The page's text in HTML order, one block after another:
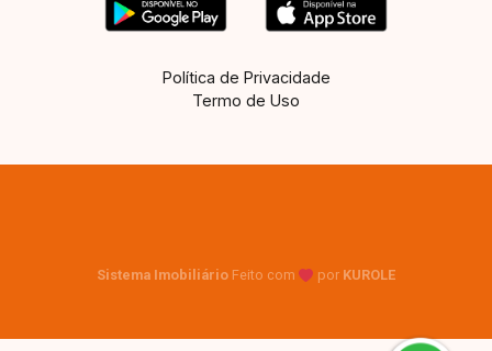
Política de Privacidade
Termo de Uso
Sistema Imobiliário Feito com por KUROLE